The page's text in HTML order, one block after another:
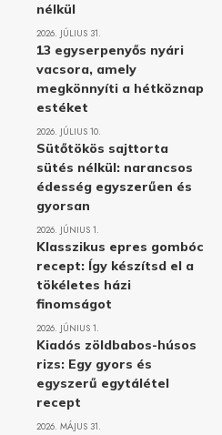
nélkül
2026. JÚLIUS 31.
13 egyserpenyős nyári
vacsora, amely
megkönnyíti a hétköznap
estéket
2026. JÚLIUS 10.
Sütőtökös sajttorta
sütés nélkül: narancsos
édesség egyszerűen és
gyorsan
2026. JÚNIUS 1.
Klasszikus epres gombóc
recept: Így készítsd el a
tökéletes házi
finomságot
2026. JÚNIUS 1.
Kiadós zöldbabos-húsos
rizs: Egy gyors és
egyszerű egytálétel
recept
2026. MÁJUS 31.